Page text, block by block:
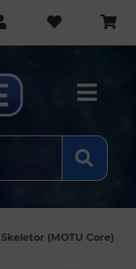
Skeletor (MOTU Core)